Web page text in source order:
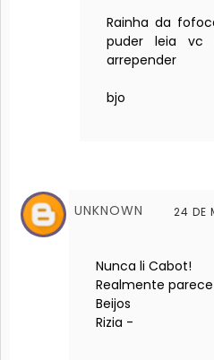
Rainha da
puder leia vc
arrepender
bjo
UNKNOWN 24 DE
Nunca li Cabot!
Realmente
Beijos
Rizia -